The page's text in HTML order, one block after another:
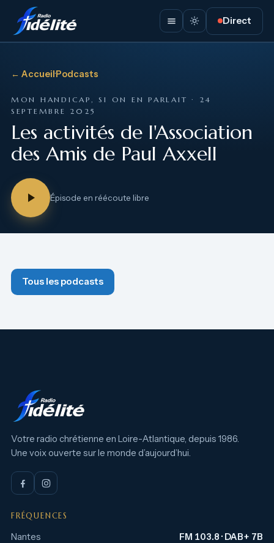
Direct
← Accueil·Podcasts
MON HANDICAP, SI ON EN PARLAIT · 24
SEPTEMBRE 2025
Les activités de l'Association
des Amis de Paul Axxell
Épisode en réécoute libre
Tous les podcasts
Votre radio chrétienne en Loire-Atlantique, depuis 1986.
Une voix ouverte sur le monde d’aujourd’hui.
FRÉQUENCES
Nantes FM 103.8 · DAB+ 7B